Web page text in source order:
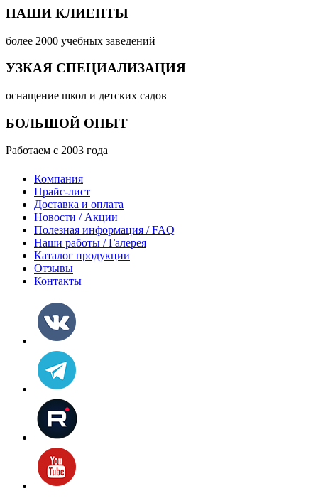
НАШИ КЛИЕНТЫ
более 2000 учебных заведений
УЗКАЯ СПЕЦИАЛИЗАЦИЯ
оснащение школ и детских садов
БОЛЬШОЙ ОПЫТ
Работаем с 2003 года
Компания
Прайс-лист
Доставка и оплата
Новости / Акции
Полезная информация / FAQ
Наши работы / Галерея
Каталог продукции
Отзывы
Контакты